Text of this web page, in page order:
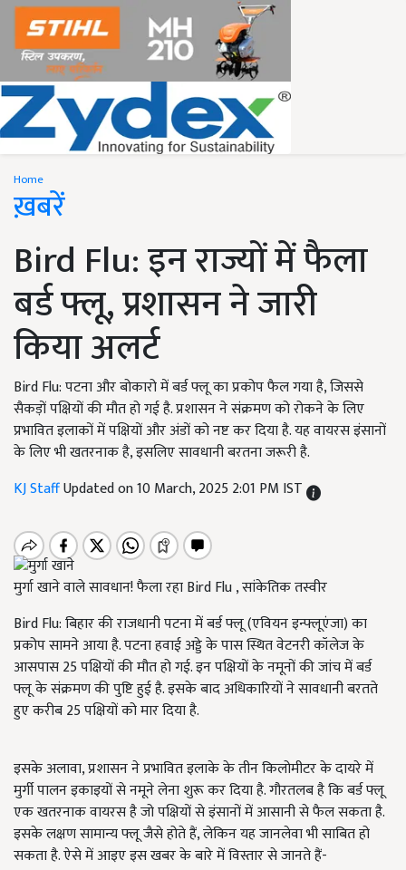
Home
ख़बरें
Bird Flu: इन राज्यों में फैला
बर्ड फ्लू, प्रशासन ने जारी
किया अलर्ट
Bird Flu: पटना और बोकारो में बर्ड फ्लू का प्रकोप फैल गया है, जिससे
सैकड़ों पक्षियों की मौत हो गई है. प्रशासन ने संक्रमण को रोकने के लिए
प्रभावित इलाकों में पक्षियों और अंडों को नष्ट कर दिया है. यह वायरस इंसानों
के लिए भी खतरनाक है, इसलिए सावधानी बरतना जरूरी है.
KJ StaffUpdated on 10 March, 2025 2:01 PM IST
मुर्गा खाने वाले सावधान! फैला रहा Bird Flu , सांकेतिक तस्वीर
Bird Flu: बिहार की राजधानी पटना में बर्ड फ्लू (एवियन इन्फ्लूएंजा) का
प्रकोप सामने आया है. पटना हवाई अड्डे के पास स्थित वेटनरी कॉलेज के
आसपास 25 पक्षियों की मौत हो गई. इन पक्षियों के नमूनों की जांच में बर्ड
फ्लू के संक्रमण की पुष्टि हुई है. इसके बाद अधिकारियों ने सावधानी बरतते
हुए करीब 25 पक्षियों को मार दिया है.
इसके अलावा, प्रशासन ने प्रभावित इलाके के तीन किलोमीटर के दायरे में
मुर्गी पालन इकाइयों से नमूने लेना शुरू कर दिया है. गौरतलब है कि बर्ड फ्लू
एक खतरनाक वायरस है जो पक्षियों से इंसानों में आसानी से फैल सकता है.
इसके लक्षण सामान्य फ्लू जैसे होते हैं, लेकिन यह जानलेवा भी साबित हो
सकता है. ऐसे में आइए इस खबर के बारे में विस्तार से जानते हैं-